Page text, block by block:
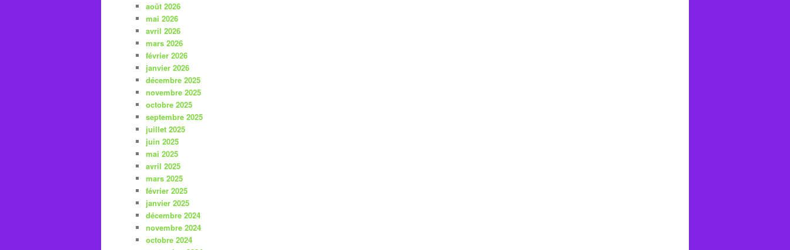
août 2026
mai 2026
avril 2026
mars 2026
février 2026
janvier 2026
décembre 2025
novembre 2025
octobre 2025
septembre 2025
juillet 2025
juin 2025
mai 2025
avril 2025
mars 2025
février 2025
janvier 2025
décembre 2024
novembre 2024
octobre 2024